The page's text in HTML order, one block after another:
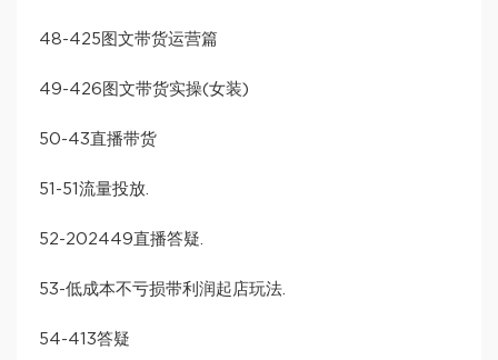
48-425图文带货运营篇
49-426图文带货实操(女装)
50-43直播带货
51-51流量投放.
52-202449直播答疑.
53-低成本不亏损带利润起店玩法.
54-413答疑